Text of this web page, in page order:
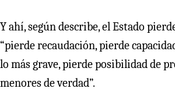
Y ahí, según describe, el Estado
“pierde recaudación, pierde
lo más grave, pierde posibilidad de
menores de verdad”.